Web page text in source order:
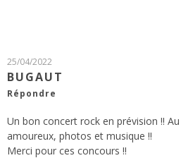
25/04/2022
BUGAUT
Répondre
Un bon concert rock en prévision !!
amoureux, photos et musique !!
Merci pour ces concours !!